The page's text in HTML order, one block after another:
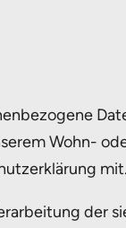
Wohn-
mit.
der